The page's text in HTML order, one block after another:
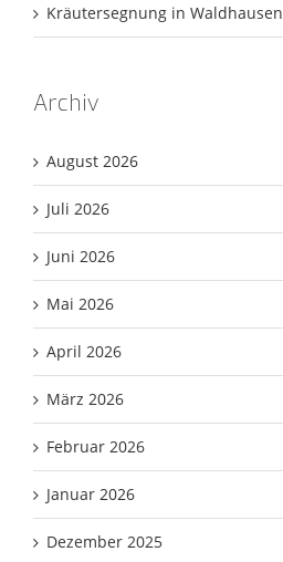
Kräutersegnung in Waldhausen
Archiv
August 2026
Juli 2026
Juni 2026
Mai 2026
April 2026
März 2026
Februar 2026
Januar 2026
Dezember 2025